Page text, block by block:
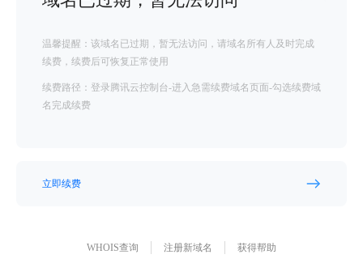
温馨提醒：该域名已过期，暂无法访问，请域名所有人及时完成
续费，续费后可恢复正常使用
续费路径：登录腾讯云控制台-进入急需续费域名页面-勾选续费域
名完成续费
立即续费
WHOIS查询 注册新域名 获得帮助